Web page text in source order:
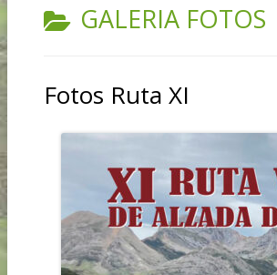
CATEGORÍA:
GALERIA FOTOS
Fotos Ruta XI